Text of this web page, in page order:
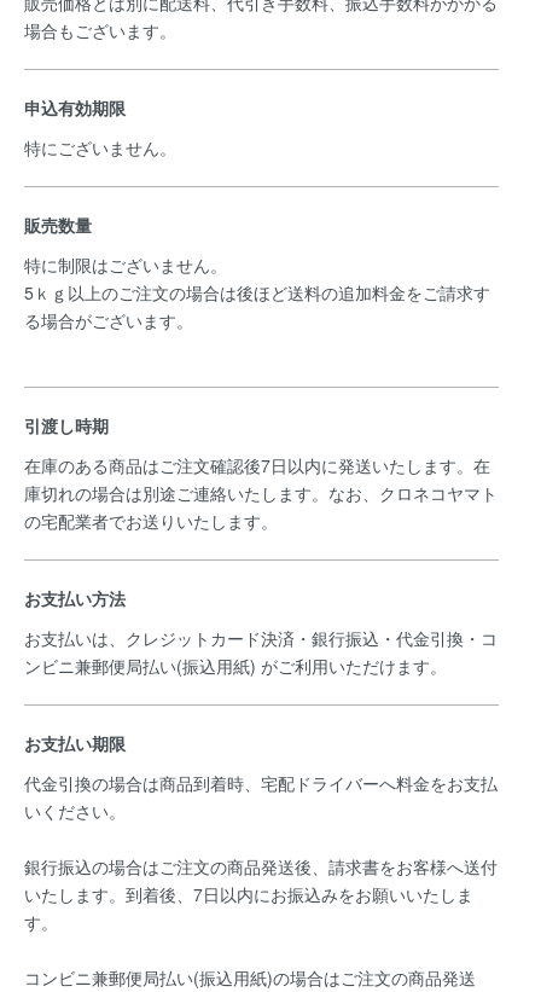
場合もございます。
申込有効期限
特にございません。
販売数量
特に制限はございません。
5ｋｇ以上のご注文の場合は後ほど送料の追加料金をご請求す
る場合がございます。
引渡し時期
在庫のある商品はご注文確認後7日以内に発送いたします。在
庫切れの場合は別途ご連絡いたします。なお、クロネコヤマト
の宅配業者でお送りいたします。
お支払い方法
お支払いは、クレジットカード決済・銀行振込・代金引換・コ
ンビニ兼郵便局払い(振込用紙) がご利用いただけます。
お支払い期限
代金引換の場合は商品到着時、宅配ドライバーへ料金をお支払
いください。
銀行振込の場合はご注文の商品発送後、請求書をお客様へ送付
いたします。到着後、7日以内にお振込みをお願いいたしま
す。
コンビニ兼郵便局払い(振込用紙)の場合はご注文の商品発送